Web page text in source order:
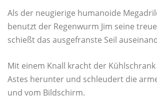
Als der neugierige humanoide
benutzt der Regenwurm Jim seine
schießt das ausgefranste Seil
Mit einem Knall kracht der Kühlschrank
Astes herunter und schleudert die
und vom Bildschirm.